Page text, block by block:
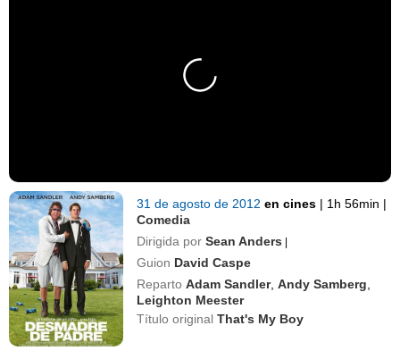
31 de agosto de 2012en cines | 1h 56min |
Comedia
Dirigida por Sean Anders |
Guion David Caspe
Reparto Adam Sandler,Andy Samberg
Leighton Meester
Título originalThat's My Boy